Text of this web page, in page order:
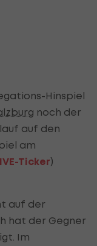
Hinspiel
noch der
auf den
am
Ticker)
auf der
hat der Gegner
Im